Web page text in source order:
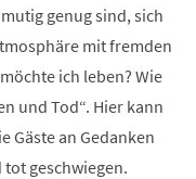
genug sind, sich
mit fremden
ich leben? Wie
und Tod“. Hier kann
Gäste an Gedanken
geschwiegen.